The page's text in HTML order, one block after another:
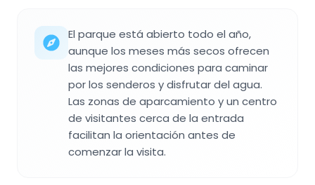
El parque está abierto todo el año,
aunque los meses más secos ofrecen
las mejores condiciones para caminar
por los senderos y disfrutar del agua.
Las zonas de aparcamiento y un centro
de visitantes cerca de la entrada
facilitan la orientación antes de
comenzar la visita.